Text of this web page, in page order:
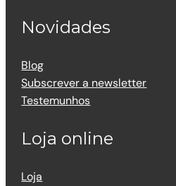
Novidades
Blog
Subscrever a newsletter
Testemunhos
Loja online
Loja